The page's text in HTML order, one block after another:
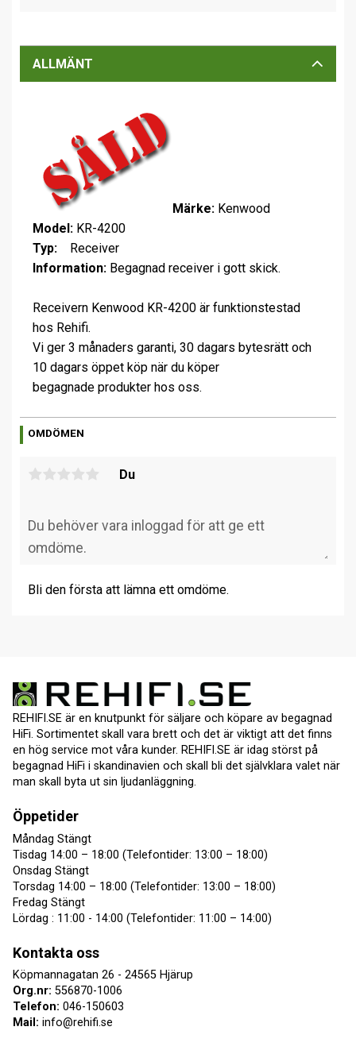
ALLMÄNT
Märke: Kenwood
Model: KR-4200
Typ:
Receiver
Information: Begagnad receiver i gott skick.
Receivern Kenwood KR-4200 är funktionstestad
hos Rehifi.
Vi ger 3 månaders garanti, 30 dagars bytesrätt och
10 dagars öppet köp när du köper
begagnade produkter hos oss.
OMDÖMEN
Du
Bli den första att lämna ett omdöme.
REHIFI.SE är en knutpunkt för säljare och köpare av begagnad
HiFi. Sortimentet skall vara brett och det är viktigt att det finns
en hög service mot våra kunder. REHIFI.SE är idag störst på
begagnad HiFi i skandinavien och skall bli det självklara valet när
man skall byta ut sin ljudanläggning.
Öppetider
Måndag Stängt
Tisdag 14:00 – 18:00 (Telefontider: 13:00 – 18:00)
Onsdag Stängt
Torsdag 14:00 – 18:00 (Telefontider: 13:00 – 18:00)
Fredag Stängt
Lördag : 11:00 - 14:00 (Telefontider: 11:00 – 14:00)
Kontakta oss
Köpmannagatan 26 - 24565 Hjärup
Org.nr: 556870-1006
Telefon: 046-150603
Mail: info@rehifi.se